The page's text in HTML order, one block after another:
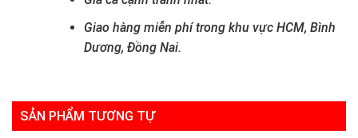
Giao hàng miễn phí trong khu vực HCM, Bình
Dương, Đồng Nai.
SẢN PHẨM TƯƠNG TỰ